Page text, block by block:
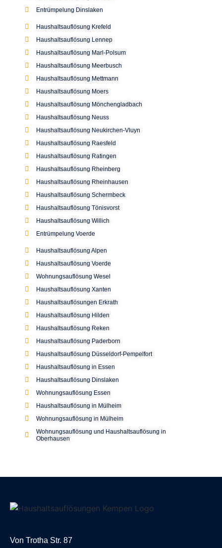
Entrümpelung Dinslaken
Haushaltsauflösung Krefeld
Haushaltsauflösung Lennep
Haushaltsauflösung Marl-Polsum
Haushaltsauflösung Meerbusch
Haushaltsauflösung Mettmann
Haushaltsauflösung Moers
Haushaltsauflösung Mönchengladbach
Haushaltsauflösung Neuss
Haushaltsauflösung Neukirchen-Vluyn
Haushaltsauflösung Raesfeld
Haushaltsauflösung Ratingen
Haushaltsauflösung Rheinberg
Haushaltsauflösung Rheinhausen
Haushaltsauflösung Schermbeck
Haushaltsauflösung Tönisvorst
Haushaltsauflösung Willich
Entrümpelung Voerde
Haushaltsauflösung Alpen
Haushaltsauflösung Voerde
Wohnungsauflösung Wesel
Haushaltsauflösung Xanten
Haushaltsauflösungen Erkrath
Haushaltsauflösung Hilden
Haushaltsauflösung Reken
Haushaltsauflösung Paderborn
Haushaltsauflösung Düsseldorf-Pempelfort
Haushaltsauflösung in Essen
Haushaltsauflösung Dinslaken
Wohnungsauflösung Essen
Haushaltsauflösung in Mülheim
Wohnungsauflösung in Mülheim
Wohnungsauflösung und Haushaltsauflösung in
Oberhausen
Von Trotha Str. 87